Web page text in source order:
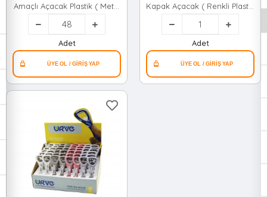
Amaçlı Açacak Plastik ( Metal
- Plastik - Kavanoz Açacak
)*48=k
Adet
Kapak Açacak ( Renkli Plastik
Saplı )*50
Adet